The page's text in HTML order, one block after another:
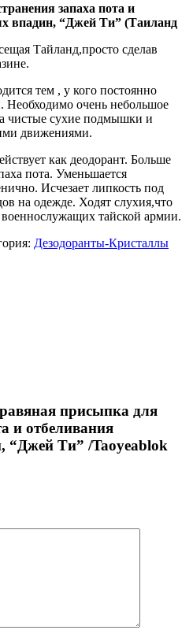
запаха пота и
впадин, “Джей Ти” (Таиланд
Тайланд,просто сделав
тем , у кого постоянно
очень небольшое
чистые сухие подмышки и
движениями.
как деодорант. Больше
пота. Уменьшается
Исчезает липкость под
на одежде. Ходят слухия,что
военнослужащих тайской армии.
Дезодоранты-Кристаллы
присыпка для
и отбеливания
Ти” /Taoyeablok